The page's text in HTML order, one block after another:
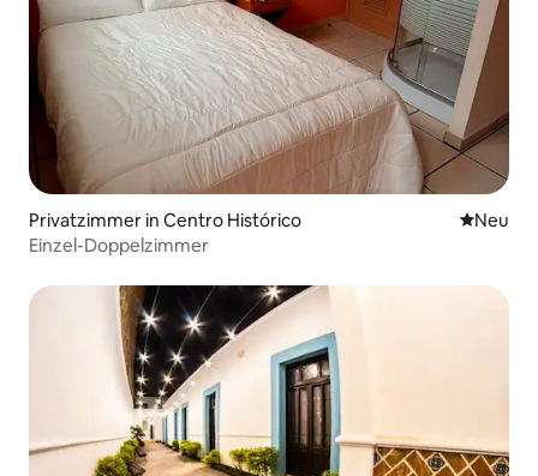
Privatzimmer in Centro Histórico Neue
Neu
Einzel-Doppelzimmer